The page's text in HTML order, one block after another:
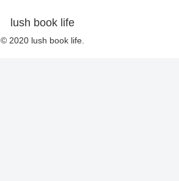
lush book life
© 2020 lush book life.